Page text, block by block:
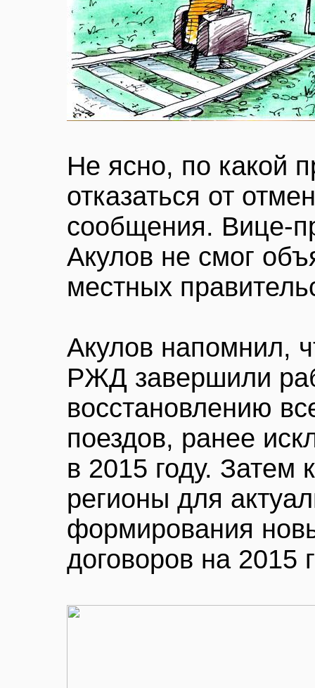
Не ясно, по какой
отказаться от
сообщения. Вице-
Акулов не смог
местных
Акулов напомнил,
РЖД завершили
восстановлению
поездов, ранее
в 2015 году. Затем
регионы для
формирования
договоров на 2015